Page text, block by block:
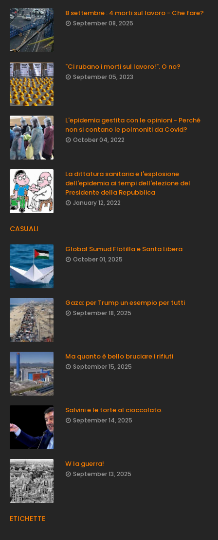
8 settembre : 4 morti sul lavoro - Che fare?
September 08, 2025
"Ci rubano i morti sul lavoro!". O no?
September 05, 2023
L'epidemia gestita con le opinioni - Perché
non si contano le polmoniti da Covid?
October 04, 2022
La dittatura sanitaria e l'esplosione
dell'epidemia ai tempi dell'elezione del
Presidente della Repubblica
January 12, 2022
CASUALI
Global Sumud Flotilla e Santa Libera
October 01, 2025
Gaza: per Trump un esempio per tutti
September 18, 2025
Ma quanto è bello bruciare i rifiuti
September 15, 2025
Salvini e le torte al cioccolato.
September 14, 2025
W la guerra!
September 13, 2025
ETICHETTE